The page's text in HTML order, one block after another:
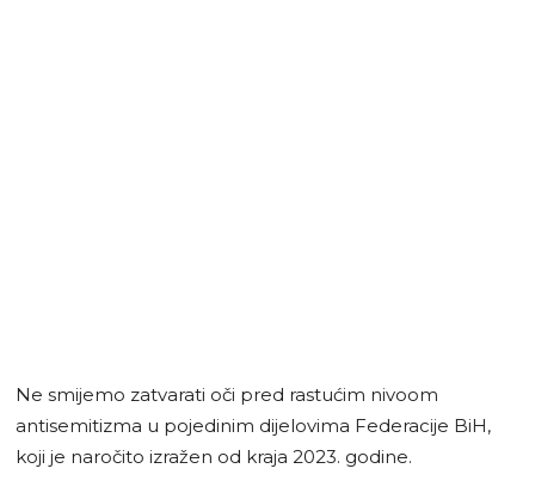
Ne smijemo zatvarati oči pred rastućim nivoom
antisemitizma u pojedinim dijelovima Federacije BiH,
koji je naročito izražen od kraja 2023. godine.